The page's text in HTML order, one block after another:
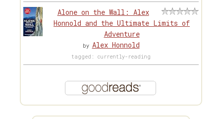
Alone on the Wall: Alex
Honnold and the Ultimate Limits of
Adventure
by Alex Honnold
tagged: currently-reading